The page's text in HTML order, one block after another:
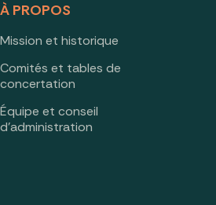
À PROPOS
Mission et historique
Comités et tables de
concertation
Équipe et conseil
d’administration